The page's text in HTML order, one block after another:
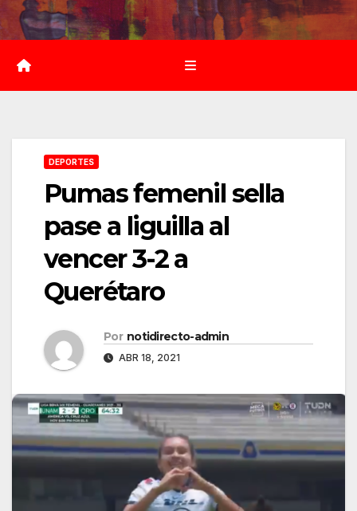
Saltar
al
contenido
DEPORTES
Pumas femenil sella
pase a liguilla al
vencer 3-2 a
Querétaro
Por notidirecto-admin
ABR 18, 2021